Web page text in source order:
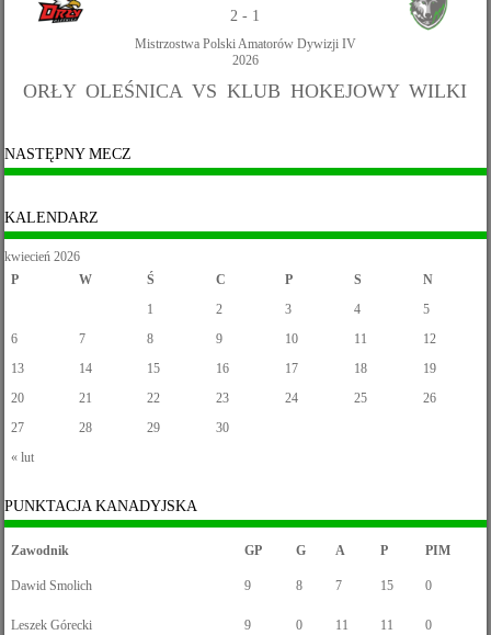
2 - 1
Mistrzostwa Polski Amatorów Dywizji IV
2026
ORŁY OLEŚNICA VS KLUB HOKEJOWY WILKI
NASTĘPNY MECZ
KALENDARZ
kwiecień 2026
P
W Ś C P S N
« lut
1 2 3 4
5
6
7 8 9 10 11
12
13
14 15 16 17 18
19
20
21 22 23 24 25
26
27
28 29 30
PUNKTACJA KANADYJSKA
Zawodnik GP G A P PIM
Dawid Smolich 9 8 7 15 0
Leszek Górecki 9 0 11 11 0